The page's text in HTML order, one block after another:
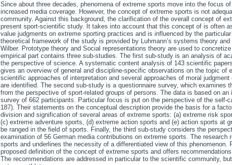
Since about three decades, phenomena of extreme sports move into the focus
increased media coverage. However, the concept of extreme sports is not
community. Against this background, the clarification of the overall concept of
present sport-scientific study. It takes into account that this concept of is often
value judgments on extreme sporting practices and is influenced by the
theoretical framework of the study is provided by Luhmann’s systems theory
Wilber. Prototype theory and Social representations theory are used to
empirical part contains three sub-studies. The first sub-study is an analysis of
the perspective of science. A systematic content analysis of 143 scientific
gives an overview of general and discipline-specific observations on the topic of
scientific approaches of interpretation and several approaches of moral
are identified. The second sub-study is a questionnaire survey, which examines
from the perspective of sport-related groups of persons. The data is based on an
survey of 662 participants. Particular focus is put on the perspective of the self-
187). Their statements on the conceptual description provide the basis for a
division and signification of several areas of extreme sports: (a) extreme risk
(c) extreme adventure sports, (d) extreme action sports and (e) action sports at
be ranged in the field of sports. Finally, the third sub-study considers the
examination of 56 German media contributions on extreme sports. The
sports and underlines the necessity of a differentiated view of this phenomenon.
proposed definition of the concept of extreme sports and offers
The recommendations are addressed in particular to the scientific community,